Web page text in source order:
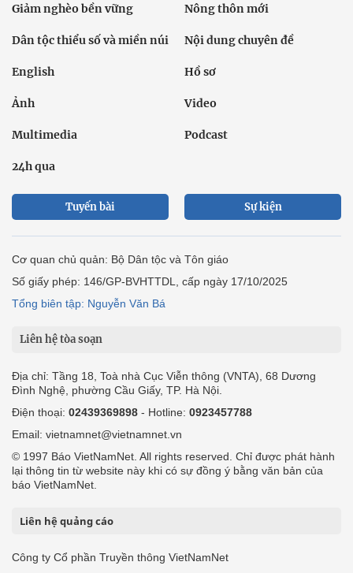
Giảm nghèo bền vững Nông thôn mới
Dân tộc thiểu số và miền núi Nội dung chuyên đề
English Hồ sơ
Ảnh Video
Multimedia Podcast
24h qua
Tuyến bài Sự kiện
Cơ quan chủ quản: Bộ Dân tộc và Tôn giáo
Số giấy phép: 146/GP-BVHTTDL, cấp ngày 17/10/2025
Tổng biên tập: Nguyễn Văn Bá
Liên hệ tòa soạn
Địa chỉ: Tầng 18, Toà nhà Cục Viễn thông (VNTA), 68 Dương
Đình Nghệ, phường Cầu Giấy, TP. Hà Nội.
Điện thoại: 02439369898 - Hotline: 0923457788
Email: vietnamnet@vietnamnet.vn
© 1997 Báo VietNamNet. All rights reserved. Chỉ được phát hành
lại thông tin từ website này khi có sự đồng ý bằng văn bản của
báo VietNamNet.
Liên hệ quảng cáo
Công ty Cổ phần Truyền thông VietNamNet